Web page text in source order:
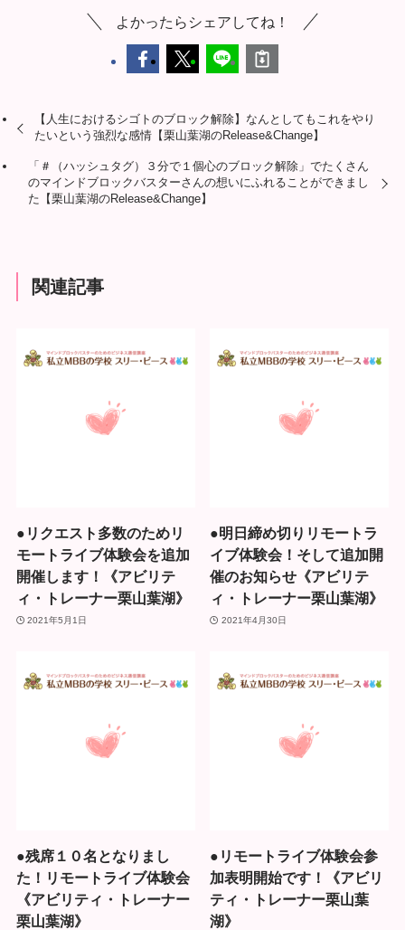
よかったらシェアしてね！
【人生におけるシゴトのブロック解除】なんとしてもこれをやり
たいという強烈な感情【栗山葉湖のRelease&Change】
「＃（ハッシュタグ）３分で１個心のブロック解除」でたくさん
のマインドブロックバスターさんの想いにふれることができまし
た【栗山葉湖のRelease&Change】
関連記事
●リクエスト多数のためリ
モートライブ体験会を追加
開催します！《アビリテ
ィ・トレーナー栗山葉湖》
2021年5月1日
●明日締め切りリモートラ
イブ体験会！そして追加開
催のお知らせ《アビリテ
ィ・トレーナー栗山葉湖》
2021年4月30日
●残席１０名となりまし
た！リモートライブ体験会
《アビリティ・トレーナー
栗山葉湖》
●リモートライブ体験会参
加表明開始です！《アビリ
ティ・トレーナー栗山葉
湖》